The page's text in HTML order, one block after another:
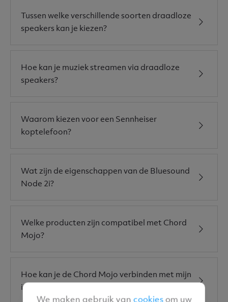
Tussen welke verschillende soorten draadloze
speakers kan je kiezen?
Hoe kan je muziek streamen via draadloze
speakers?
Waarom kiezen voor een Sennheiser
koptelefoon?
Wat zijn de eigenschappen van de Bluesound
Node 2i?
Welke producten zijn compatibel met Chord
Mojo?
Hoe kan je de Chord Mojo verbinden met mijn
iPhone?
We maken gebruik van cookiesom uw